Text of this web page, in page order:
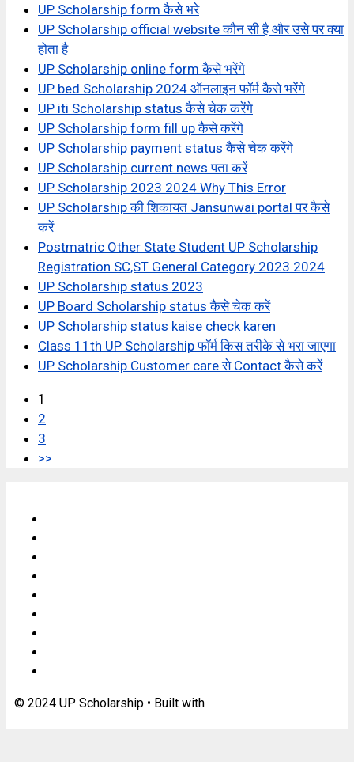
UP Scholarship form कैसे भरे
UP Scholarship official website कौन सी है और उसे पर क्या
होता है
UP Scholarship online form कैसे भरेंगे
UP bed Scholarship 2024 ऑनलाइन फॉर्म कैसे भरेंगे
UP iti Scholarship status कैसे चेक करेंगे
UP Scholarship form fill up कैसे करेंगे
UP Scholarship payment status कैसे चेक करेंगे
UP Scholarship current news पता करें
UP Scholarship 2023 2024 Why This Error
UP Scholarship की शिकायत Jansunwai portal पर कैसे
करें
Postmatric Other State Student UP Scholarship
Registration SC,ST General Category 2023 2024
UP Scholarship status 2023
UP Board Scholarship status कैसे चेक करें
UP Scholarship status kaise check karen
Class 11th UP Scholarship फॉर्म किस तरीके से भरा जाएगा
UP Scholarship Customer care से Contact कैसे करें
1
2
3
>>
© 2024 UP Scholarship • Built with